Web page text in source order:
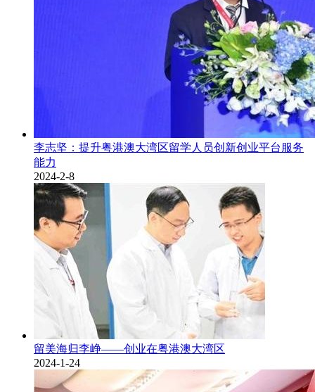
李志坚：提升粤港澳大湾区留学人员创新创业平台服务
能力
2024-2-8
留美海归李峥——创业在粤港澳大湾区
2024-1-24